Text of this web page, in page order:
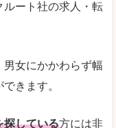
職をお考えの方は、こ
ては、ほかにない専門
ルート社の求人・転
女にかかわらず幅
きます。
探している方には非